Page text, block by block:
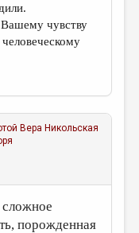
чувству
Вера Никольская
порожденная